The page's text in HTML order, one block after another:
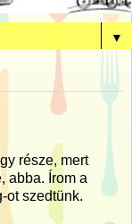
▼
része, mert
abba. Írom a
ot szedtünk.